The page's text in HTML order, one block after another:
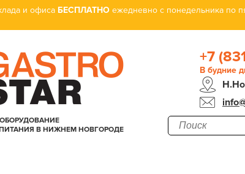
и офиса БЕСПЛАТНО ежедневно с понедельника по
В НИЖНЕМ НОВГОРОДЕ
+7
В будние